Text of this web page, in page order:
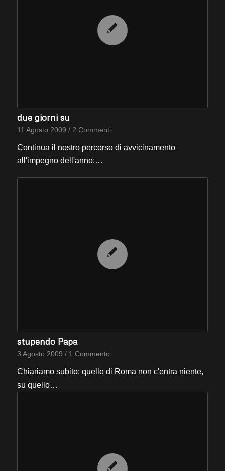
due giorni su
11 Agosto 2009 / 2 Commenti
Continua il nostro percorso di avvicinamento
all'impegno dell'anno:…
stupendo Papa
3 Agosto 2009 / 1 Commento
Chiariamo subito: quello di Roma non c'entra niente,
su quello…